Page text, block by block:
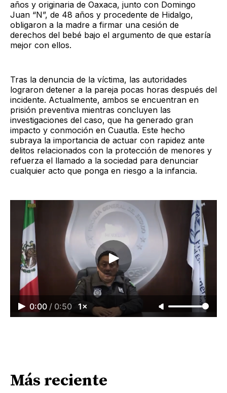
años y originaria de Oaxaca, junto con Domingo
Juan “N”, de 48 años y procedente de Hidalgo,
obligaron a la madre a firmar una cesión de
derechos del bebé bajo el argumento de que estaría
mejor con ellos.
Tras la denuncia de la víctima, las autoridades
lograron detener a la pareja pocas horas después del
incidente. Actualmente, ambos se encuentran en
prisión preventiva mientras concluyen las
investigaciones del caso, que ha generado gran
impacto y conmoción en Cuautla. Este hecho
subraya la importancia de actuar con rapidez ante
delitos relacionados con la protección de menores y
refuerza el llamado a la sociedad para denunciar
cualquier acto que ponga en riesgo a la infancia.
0:00 / 0:50 1×
Más reciente